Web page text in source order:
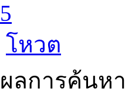
5
โหวต
ผลการค้นหา